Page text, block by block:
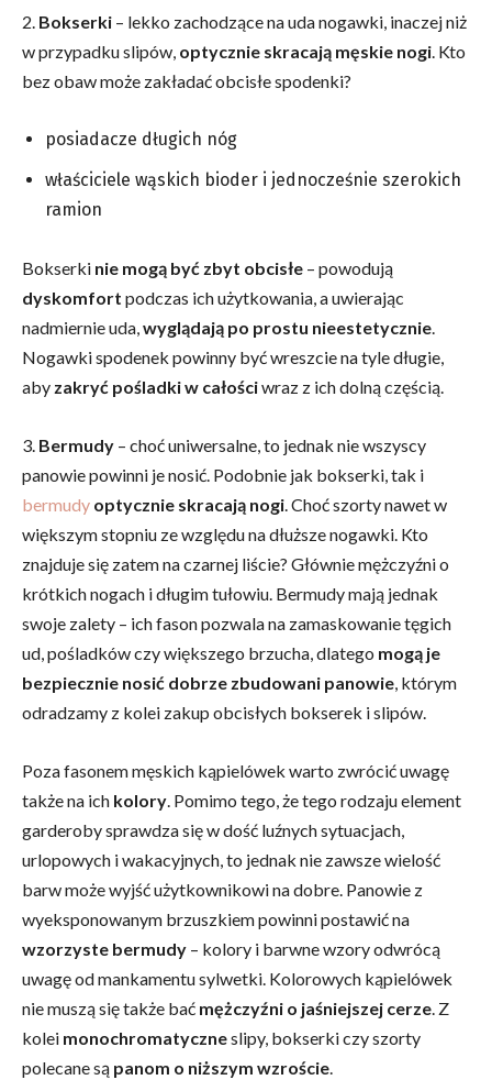
2. Bokserki – lekko zachodzące na uda nogawki, inaczej niż
w przypadku slipów, optycznie skracają męskie nogi. Kto
bez obaw może zakładać obcisłe spodenki?
posiadacze długich nóg
właściciele wąskich bioder i jednocześnie szerokich
ramion
Bokserki nie mogą być zbyt obcisłe – powodują
dyskomfort podczas ich użytkowania, a uwierając
nadmiernie uda,wyglądają po prostu nieestetycznie.
Nogawki spodenek powinny być wreszcie na tyle długie,
aby zakryć pośladki w całościwraz z ich dolną częścią.
3. Bermudy – choć uniwersalne, to jednak nie wszyscy
panowie powinni je nosić. Podobnie jak bokserki, tak i
bermudy optycznie skracają nogi. Choć szorty nawet w
większym stopniu ze względu na dłuższe nogawki. Kto
znajduje się zatem na czarnej liście? Głównie mężczyźni o
krótkich nogach i długim tułowiu. Bermudy mają jednak
swoje zalety – ich fason pozwala na zamaskowanie tęgich
ud, pośladków czy większego brzucha, dlatego mogą je
bezpiecznie nosić dobrze zbudowani panowie, którym
odradzamy z kolei zakup obcisłych bokserek i slipów.
Poza fasonem męskich kąpielówek warto zwrócić uwagę
także na ich kolory. Pomimo tego, że tego rodzaju element
garderoby sprawdza się w dość luźnych sytuacjach,
urlopowych i wakacyjnych, to jednak nie zawsze wielość
barw może wyjść użytkownikowi na dobre. Panowie z
wyeksponowanym brzuszkiem powinni postawić na
wzorzyste bermudy – kolory i barwne wzory odwrócą
uwagę od mankamentu sylwetki. Kolorowych kąpielówek
nie muszą się także bać mężczyźni o jaśniejszej cerze. Z
kolei monochromatyczneslipy, bokserki czy szorty
polecane są panom o niższym wzroście.